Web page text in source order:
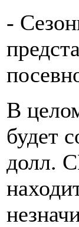
-
В
будет
долл.